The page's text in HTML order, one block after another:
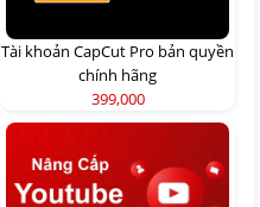
Tài khoản CapCut Pro bản quyền
chính hãng
399,000